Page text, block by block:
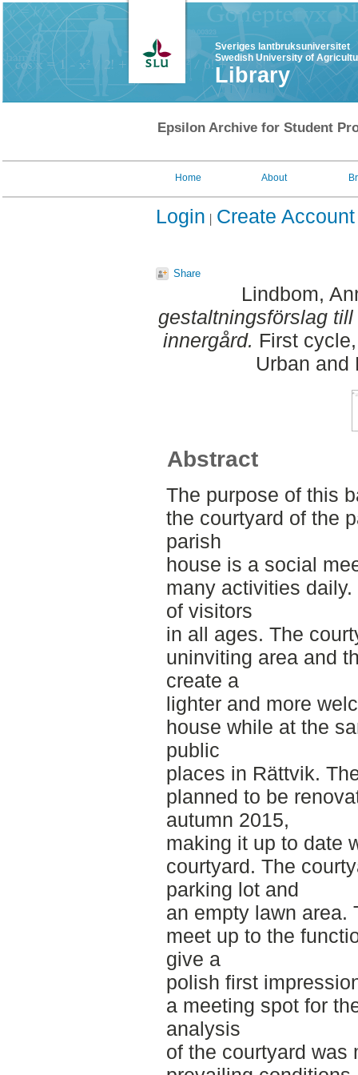
Sveriges lantbruksuniversitet
Swedish University of
Library
Epsilon Archive for Student
Home About
Login Create Account
Share
Lindbom,
gestaltningsförslag
innergård. First
Urban and
Abstract
The purpose of this
the courtyard of the
parish
house is a social
many activities
of visitors
in all ages. The
uninviting area and
create a
lighter and more
house while at the
public
places in Rättvik.
planned to be
autumn 2015,
making it up to date
courtyard. The
parking lot and
an empty lawn area.
meet up to the
give a
polish first
a meeting spot for
analysis
of the courtyard was